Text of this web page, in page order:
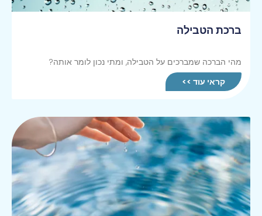
ברכת הטבילה
מהי הברכה שמברכים על הטבילה, ומתי נכון לומר אותה?
קראי עוד >>